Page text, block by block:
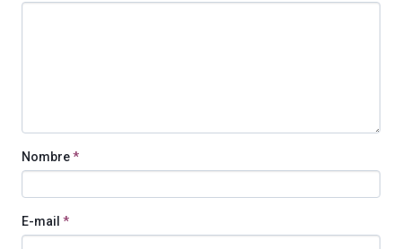
Nombre*
E-mail *